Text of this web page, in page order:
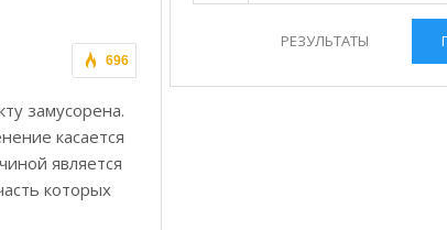
696
замусорена.
касается
является
которых
РЕЗУЛЬТАТЫ